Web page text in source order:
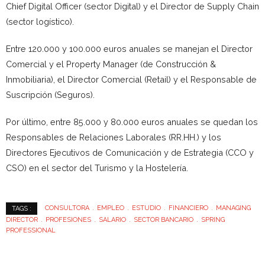
Chief Digital Officer (sector Digital) y el Director de Supply Chain
(sector logístico).
Entre 120.000 y 100.000 euros anuales se manejan el Director
Comercial y el Property Manager (de Construcción &
Inmobiliaria), el Director Comercial (Retail) y el Responsable de
Suscripción (Seguros).
Por último, entre 85.000 y 80.000 euros anuales se quedan los
Responsables de Relaciones Laborales (RR.HH.) y los
Directores Ejecutivos de Comunicación y de Estrategia (CCO y
CSO) en el sector del Turismo y la Hostelería.
TAGS : CONSULTORA EMPLEO ESTUDIO FINANCIERO
MANAGING
DIRECTOR
PROFESIONES SALARIO SECTOR BANCARIO
SPRING
PROFESSIONAL